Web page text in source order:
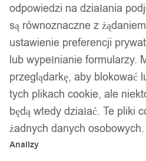
odpowiedzi na działania
są równoznaczne z
ustawienie preferencji
lub wypełnianie formularzy.
przeglądarkę, aby blokować
tych plikach cookie, ale
będą wtedy działać. Te pliki
żadnych danych osobowych.
Analizy